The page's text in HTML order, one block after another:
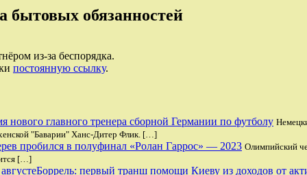
бытовых обязанностей
из-за беспорядка.
постоянную ссылку.
нового главного тренера сборной Германии по футболу
"Баварии" Ханс-Дитер Флик. […]
пробился в полуфинал «Ролан Гаррос» — 2023 Олимпийский
[…]
Боррель: первый транш помощи Киеву из доходов от